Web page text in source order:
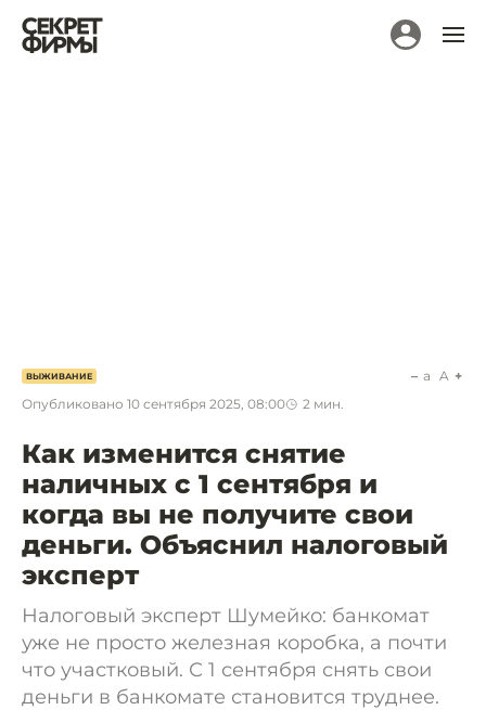
ВЫЖИВАНИЕ
Опубликовано 10 сентября 2025, 08:00 2 мин.
a A
Как изменится снятие
наличных с 1 сентября и
когда вы не получите свои
деньги. Объяснил налоговый
эксперт
Налоговый эксперт Шумейко: банкомат
уже не просто железная коробка, а почти
что участковый. С 1 сентября снять свои
деньги в банкомате становится труднее.